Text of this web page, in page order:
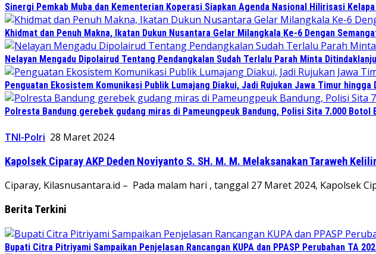
Sinergi Pemkab Muba dan Kementerian Koperasi Siapkan Agenda Nasional Hilirisasi
Khidmat dan Penuh Makna, Ikatan Dukun Nusantara Gelar Milangkala Ke-6 Dengan
Nelayan Mengadu Dipolairud Tentang Pendangkalan Sudah Terlalu Parah Minta
Penguatan Ekosistem Komunikasi Publik Lumajang Diakui, Jadi Rujukan Jawa Timur hingga
Polresta Bandung gerebek gudang miras di Pameungpeuk Bandung, Polisi Sita 7.000 Botol
TNI-Polri 28 Maret 2024
Kapolsek Ciparay AKP Deden Noviyanto S. SH. M. M. Melaksanakan Taraweh
Ciparay, Kilasnusantara.id – Pada malam hari , tanggal 27 Maret 2024, Kapolsek
Berita Terkini
Bupati Citra Pitriyami Sampaikan Penjelasan Rancangan KUPA dan PPASP Perubahan TA